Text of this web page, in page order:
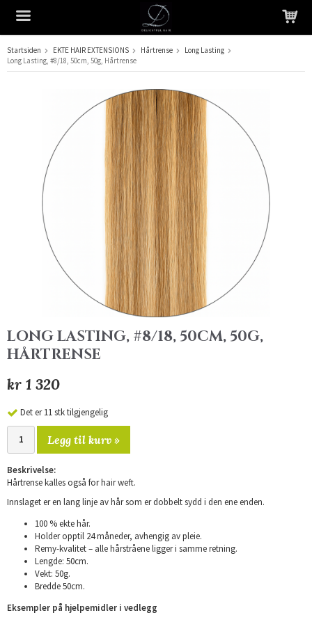
Produktet har blitt lagt til i handlekurven din
Startsiden EKTE HAIR EXTENSIONS Hårtrense
Long Lasting
Long Lasting, #8/18, 50cm, 50g, Hårtrense
LONG LASTING, #8/18, 50CM, 50G,
HÅRTRENSE
kr 1 320
Det er 11 stk tilgjengelig
Legg til kurv »
Beskrivelse:
Hårtrense kalles også for hair weft.
Innslaget er en lang linje av hår som er dobbelt sydd i den ene enden.
100 % ekte hår.
Holder opptil 24 måneder, avhengig av pleie.
Remy-kvalitet – alle hårstråene ligger i samme retning.
Lengde: 50cm.
Vekt: 50g.
Bredde 50cm.
Eksempler på hjelpemidler i vedlegg